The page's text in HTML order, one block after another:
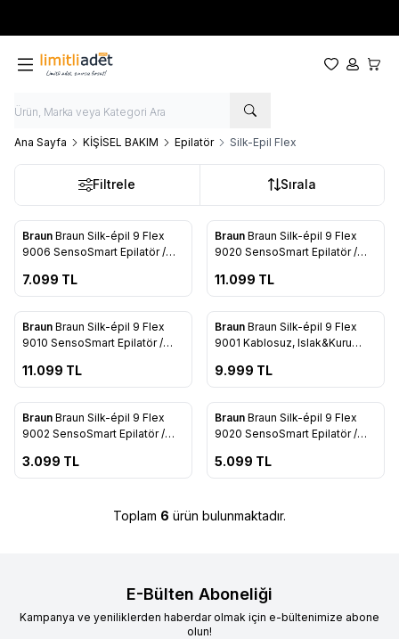
Favorilerim
Hesabım
Ana Sayfa KİŞİSEL BAKIM Epilatör Silk-Epil Flex
Filtrele Sırala
Favorilere Ekle
Braun Braun Silk-épil 9 Flex
9006 SensoSmart Epilatör /
7.099 TL
Favorilere Ekle
Tükendi
Braun Braun Silk-épil 9 Flex
9020 SensoSmart Epilatör /
11.099 TL
Favorilere Ekle
Braun Braun Silk-épil 9 Flex
9010 SensoSmart Epilatör /
11.099 TL
Favorilere Ekle
Tükendi
Braun Braun Silk-épil 9 Flex
9001 Kablosuz, Islak&Kuru
9.999 TL
Favorilere Ekle
Braun Braun Silk-épil 9 Flex
9002 SensoSmart Epilatör /
3.099 TL
Favorilere Ekle
Tükendi
Braun Braun Silk-épil 9 Flex
9020 SensoSmart Epilatör /
5.099 TL
Toplam 6 ürün bulunmaktadır.
E-Bülten Aboneliği
Kampanya ve yeniliklerden haberdar olmak için e-bültenimize abone
olun!